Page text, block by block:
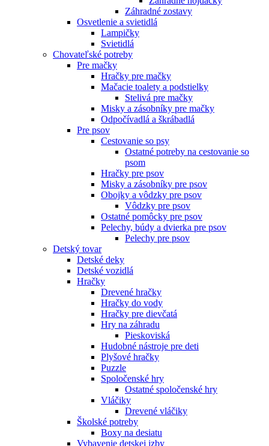
Záhradné zostavy
Osvetlenie a svietidlá
Lampičky
Svietidlá
Chovateľské potreby
Pre mačky
Hračky pre mačky
Mačacie toalety a podstielky
Stelivá pre mačky
Misky a zásobníky pre mačky
Odpočívadlá a škrábadlá
Pre psov
Cestovanie so psy
Ostatné potreby na cestovanie so
psom
Hračky pre psov
Misky a zásobníky pre psov
Obojky a vôdzky pre psov
Vôdzky pre psov
Ostatné pomôcky pre psov
Pelechy, búdy a dvierka pre psov
Pelechy pre psov
Detský tovar
Detské deky
Detské vozidlá
Hračky
Drevené hračky
Hračky do vody
Hračky pre dievčatá
Hry na záhradu
Pieskoviská
Hudobné nástroje pre deti
Plyšové hračky
Puzzle
Spoločenské hry
Ostatné spoločenské hry
Vláčiky
Drevené vláčiky
Školské potreby
Boxy na desiatu
Vybavenie detskej izby